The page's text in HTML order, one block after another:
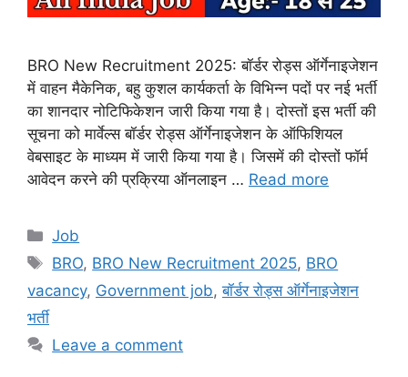
BRO New Recruitment 2025: बॉर्डर रोड्स ऑर्गेनाइजेशन
में वाहन मैकेनिक, बहु कुशल कार्यकर्ता के विभिन्न पदों पर नई भर्ती
का शानदार नोटिफिकेशन जारी किया गया है। दोस्तों इस भर्ती की
सूचना को मार्वेल्स बॉर्डर रोड्स ऑर्गेनाइजेशन के ऑफिशियल
वेबसाइट के माध्यम में जारी किया गया है। जिसमें की दोस्तों फॉर्म
आवेदन करने की प्रक्रिया ऑनलाइन … Read more
Categories
Job
Tags
BRO, BRO New Recruitment 2025, BRO
vacancy, Government job,बॉर्डर रोड्स ऑर्गेनाइजेशन
भर्ती
Leave a comment